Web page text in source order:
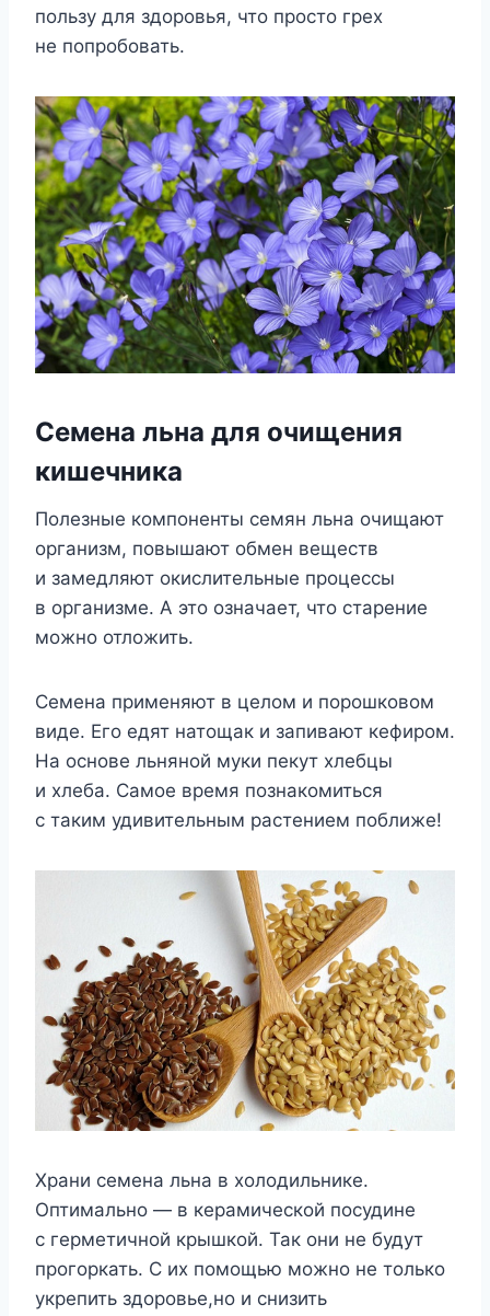
пользу для здоровья, что просто грех
не попробовать.
Семена льна для очищения
кишечника
Полезные компоненты семян льна очищают
организм, повышают обмен веществ
и замедляют окислительные процессы
в организме. А это означает, что старение
можно отложить.
Семена применяют в целом и порошковом
виде. Его едят натощак и запивают кефиром.
На основе льняной муки пекут хлебцы
и хлеба. Самое время познакомиться
с таким удивительным растением поближе!
Храни семена льна в холодильнике.
Оптимально — в керамической посудине
с герметичной крышкой. Так они не будут
прогоркать. С их помощью можно не только
укрепить здоровье,но и снизить